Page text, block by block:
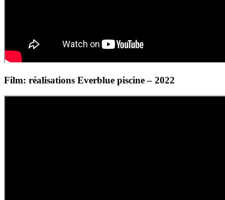
Film: réalisations Everblue piscine – 2022